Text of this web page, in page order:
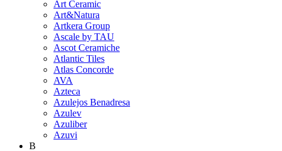
Art Ceramic
Art&Natura
Artkera Group
Ascale by TAU
Ascot Ceramiche
Atlantic Tiles
Atlas Concorde
AVA
Azteca
Azulejos Benadresa
Azulev
Azuliber
Azuvi
B